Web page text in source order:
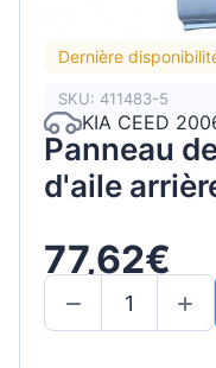
Dernière
SKU: 411483-5
KIA CEED
Panneau
d'aile
77,62€